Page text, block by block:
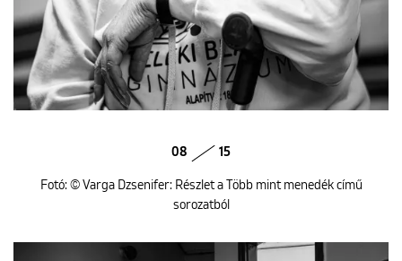
08 15
Fotó: © Varga Dzsenifer: Részlet a Több mint menedék című
sorozatból